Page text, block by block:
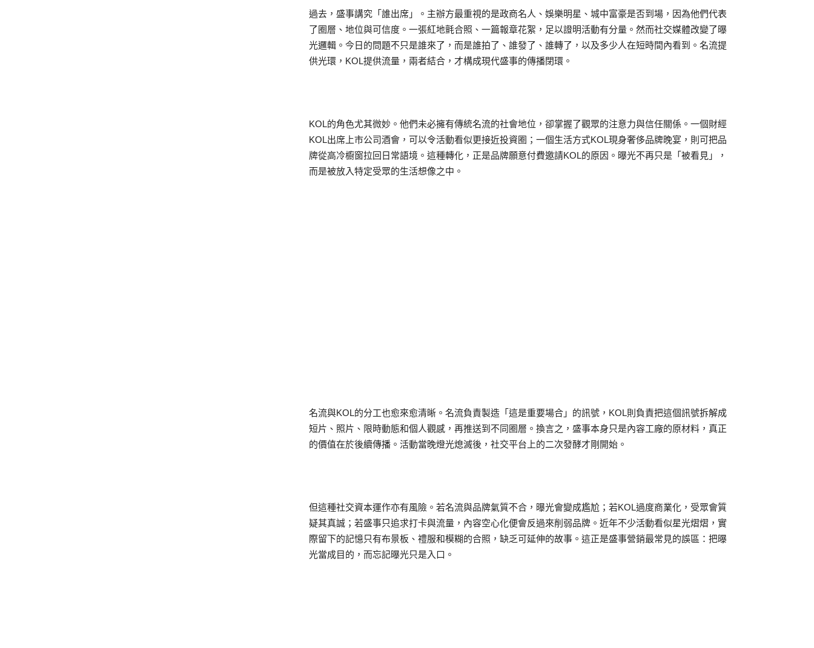
過去，盛事講究「誰出席」。主辦方最重視的是政商名人、娛樂明星、城中富豪是否到場，因為他們代表
了圈層、地位與可信度。一張紅地氈合照、一篇報章花絮，足以證明活動有分量。然而社交媒體改變了曝
光邏輯。今日的問題不只是誰來了，而是誰拍了、誰發了、誰轉了，以及多少人在短時間內看到。名流提
供光環，KOL提供流量，兩者結合，才構成現代盛事的傳播閉環。
KOL的角色尤其微妙。他們未必擁有傳統名流的社會地位，卻掌握了觀眾的注意力與信任關係。一個財經
KOL出席上市公司酒會，可以令活動看似更接近投資圈；一個生活方式KOL現身奢侈品牌晚宴，則可把品
牌從高冷櫥窗拉回日常語境。這種轉化，正是品牌願意付費邀請KOL的原因。曝光不再只是「被看見」，
而是被放入特定受眾的生活想像之中。
名流與KOL的分工也愈來愈清晰。名流負責製造「這是重要場合」的訊號，KOL則負責把這個訊號拆解成
短片、照片、限時動態和個人觀感，再推送到不同圈層。換言之，盛事本身只是內容工廠的原材料，真正
的價值在於後續傳播。活動當晚燈光熄滅後，社交平台上的二次發酵才剛開始。
但這種社交資本運作亦有風險。若名流與品牌氣質不合，曝光會變成尷尬；若KOL過度商業化，受眾會質
疑其真誠；若盛事只追求打卡與流量，內容空心化便會反過來削弱品牌。近年不少活動看似星光熠熠，實
際留下的記憶只有布景板、禮服和模糊的合照，缺乏可延伸的故事。這正是盛事營銷最常見的誤區：把曝
光當成目的，而忘記曝光只是入口。